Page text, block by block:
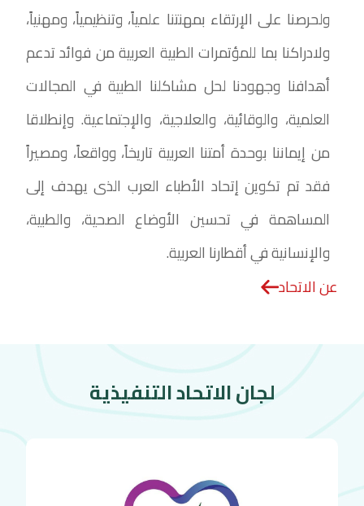
ولحرصنا على الإرتقاء بمهنتنا علمياً، وتنظيمياً، ومهنياً،
ولادراكنا بما للمؤتمرات الطبية العربية من فوائد تدعم
أهدافنا وجهودنا لحل مشاكلنا الطبية في المجالات
العلمية، والوقائية، والعلاجية، والإجتماعية. وإنطلاقا
من إيماننا بوحدة أمتنا العربية تاريخاً، وواقعاً، ومصيراً
فقد تم تكوين إتحاد الأطباء العرب الذى يهدف إلى
المساهمة في تحسين الأوضاع الصحية، والطبية،
والإنسانية في أقطارنا العربية.
عن الاتحاد
لجان الاتحاد التنفيذية